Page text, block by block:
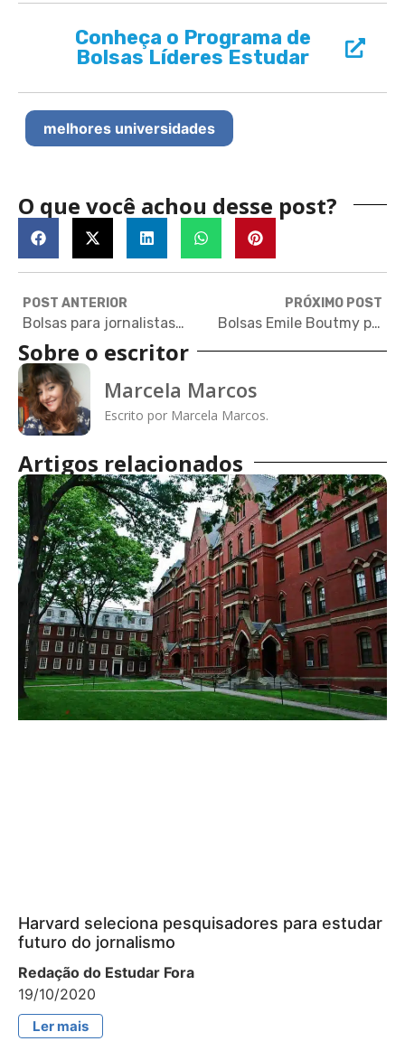
Conheça o Programa de
Bolsas Líderes Estudar
melhores universidades
O que você achou desse post?
POST ANTERIOR
Bolsas para jornalistas na Alemanha e nos EUA
PRÓXIMO POST
Bolsas Emile Boutmy para graduação e mestrado no Sciences Po
Sobre o escritor
Marcela Marcos
Escrito por Marcela Marcos.
Artigos relacionados
Harvard seleciona pesquisadores para estudar
futuro do jornalismo
Redação do Estudar Fora
19/10/2020
Ler mais